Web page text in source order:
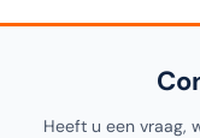
Heeft u een vraag,